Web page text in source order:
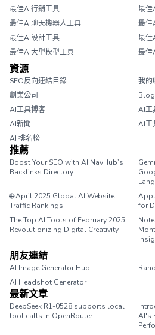
最佳AI行銷工具
最佳
最佳AI聊天機器人工具
最佳
最佳AI設計工具
最佳
最佳AI大型模型工具
最佳
資源
SEO反向連結目錄
我的
創業公司
Blog
AI工具博客
AI工
AI新聞
AI工
AI 排名榜
推薦
Boost Your SEO with AI NavHub’s
Backlinks Directory
🌐 April 2025 Global AI Website
Traffic Rankings
for
The Top AI Tools of February 2025:
Revolutionizing Digital Creativity
朋友連結
AI Image Generator Hub
AI Headshot Generator
最新文章
DeepSeek R1-0528 supports local
tool calls in OpenRouter.
AI's